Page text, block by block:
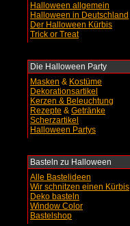
Halloween allgemein
Halloween in Deutschland
Der Halloween Kürbis
Trick or Treat
Die Halloween Party
Masken & Kostüme
Dekorationsartikel
Kerzen & Beleuchtung
Rezepte & Getränke
Scherzartikel
Halloween Partys
Basteln zu Halloween
Alle Bastelideen
Wir schnitzen einen Kürbis
Deko basteln
Window Color
Bastelshop